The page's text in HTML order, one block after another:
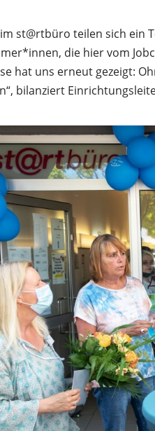
st@rtbüro teilen sich ein
die hier vom
hat uns erneut gezeigt:
bilanziert